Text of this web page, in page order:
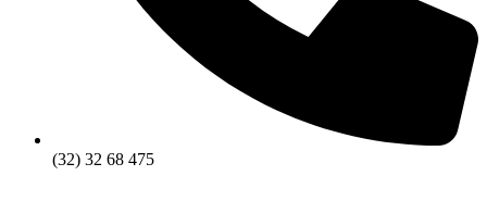
(32) 32 68 475